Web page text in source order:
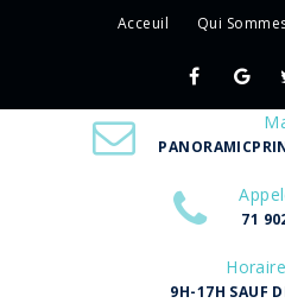
Acceuil Qui
71
9H-17H SAUF